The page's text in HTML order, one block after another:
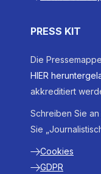
PRESS KIT
Die
HIER
akkreditiert
Schreiben Sie an
Sie
Cookies
GDPR